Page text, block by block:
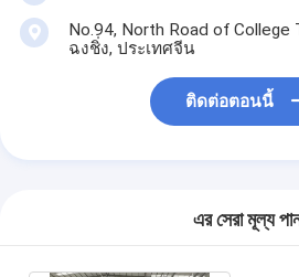
No.94, North Road of College
ฉงชิ่ง, ประเทศจีน
ติดต่อตอนนี้
এর সেরা মূল্য